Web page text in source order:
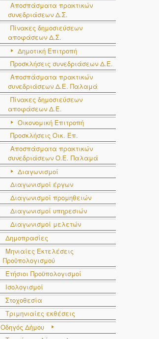
Αποσπάσματα πρακτικών
συνεδριάσεων Δ.Σ.
Πίνακες δημοσιεύσεων
αποφάσεων Δ.Σ.
Δημοτική Επιτροπή
Προσκλήσεις συνεδριάσεων Δ.Ε.
Αποσπάσματα πρακτικών
συνεδριάσεων Δ.E. Παλαμά
Πίνακες δημοσιεύσεων
αποφάσεων Δ.Ε.
Οικονομική Επιτροπή
Προσκλήσεις Οικ. Επ.
Αποσπάσματα πρακτικών
συνεδριάσεων Ο.E. Παλαμά
Διαγωνισμοί
Διαγωνισμοί έργων
Διαγωνισμοί προμηθειών
Διαγωνισμοί υπηρεσιών
Διαγωνισμοί μελετών
Δημοπρασίες
Μηνιαίες Εκτελέσεις
Προϋπολογισμού
Ετήσιοι Προϋπολογισμοί
Ισολογισμοί
Στοχοθεσία
Τριμηνιαίες εκθέσεις
Οδηγός Δήμου